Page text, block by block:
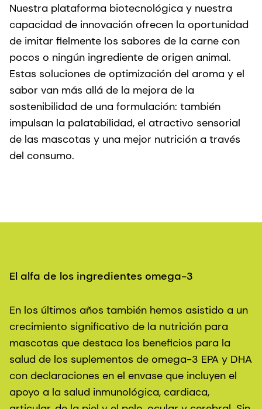
Nuestra plataforma biotecnológica y nuestra
capacidad de innovación ofrecen la oportunidad
de imitar fielmente los sabores de la carne con
pocos o ningún ingrediente de origen animal.
Estas soluciones de optimización del aroma y el
sabor van más allá de la mejora de la
sostenibilidad de una formulación: también
impulsan la palatabilidad, el atractivo sensorial
de las mascotas y una mejor nutrición a través
del consumo.
El alfa de los ingredientes omega-3
En los últimos años también hemos asistido a un
crecimiento significativo de la nutrición para
mascotas que destaca los beneficios para la
salud de los suplementos de omega-3 EPA y DHA
con declaraciones en el envase que incluyen el
apoyo a la salud inmunológica, cardiaca,